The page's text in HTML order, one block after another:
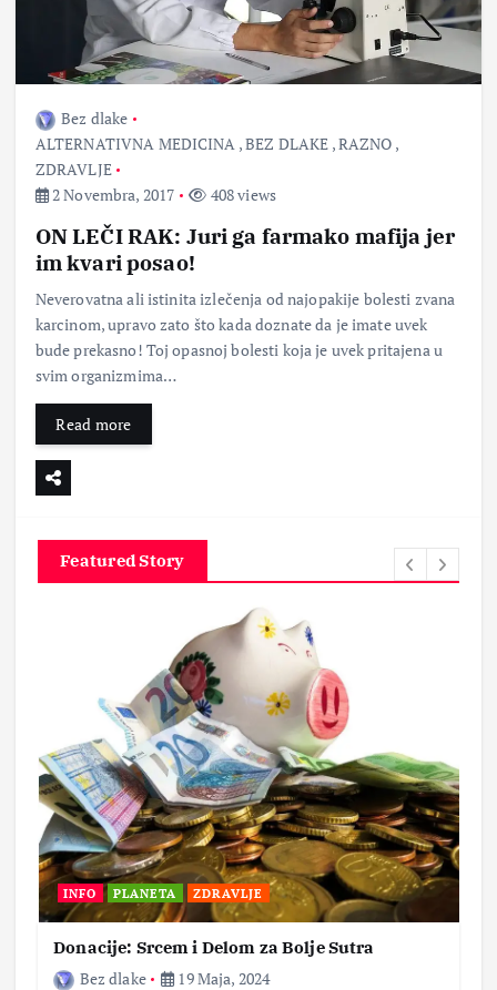
Bez dlake
ALTERNATIVNA MEDICINA ,BEZ DLAKE ,RAZNO ,
ZDRAVLJE
2 Novembra, 2017
408 views
ON LEČI RAK: Juri ga farmako mafija jer
im kvari posao!
Neverovatna ali istinita izlečenja od najopakije bolesti zvana
karcinom, upravo zato što kada doznate da je imate uvek
bude prekasno! Toj opasnoj bolesti koja je uvek pritajena u
svim organizmima…
Read more
Featured Story
INFO PLANETA ZDRAVLJE
Donacije: Srcem i Delom za Bolje Sutra
Bez dlake
19 Maja, 2024